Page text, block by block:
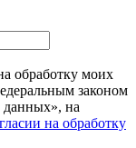
обработку моих
законом
на
на обработку